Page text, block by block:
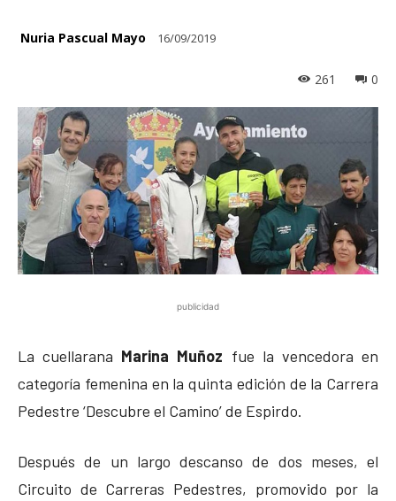
Nuria Pascual Mayo 16/09/2019
0
261
publicidad
La cuellarana Marina Muñoz fue la vencedora en
categoría femenina en la quinta edición de la Carrera
Pedestre ‘Descubre el Camino’ de Espirdo.
Después de un largo descanso de dos meses, el
Circuito de Carreras Pedestres, promovido por la